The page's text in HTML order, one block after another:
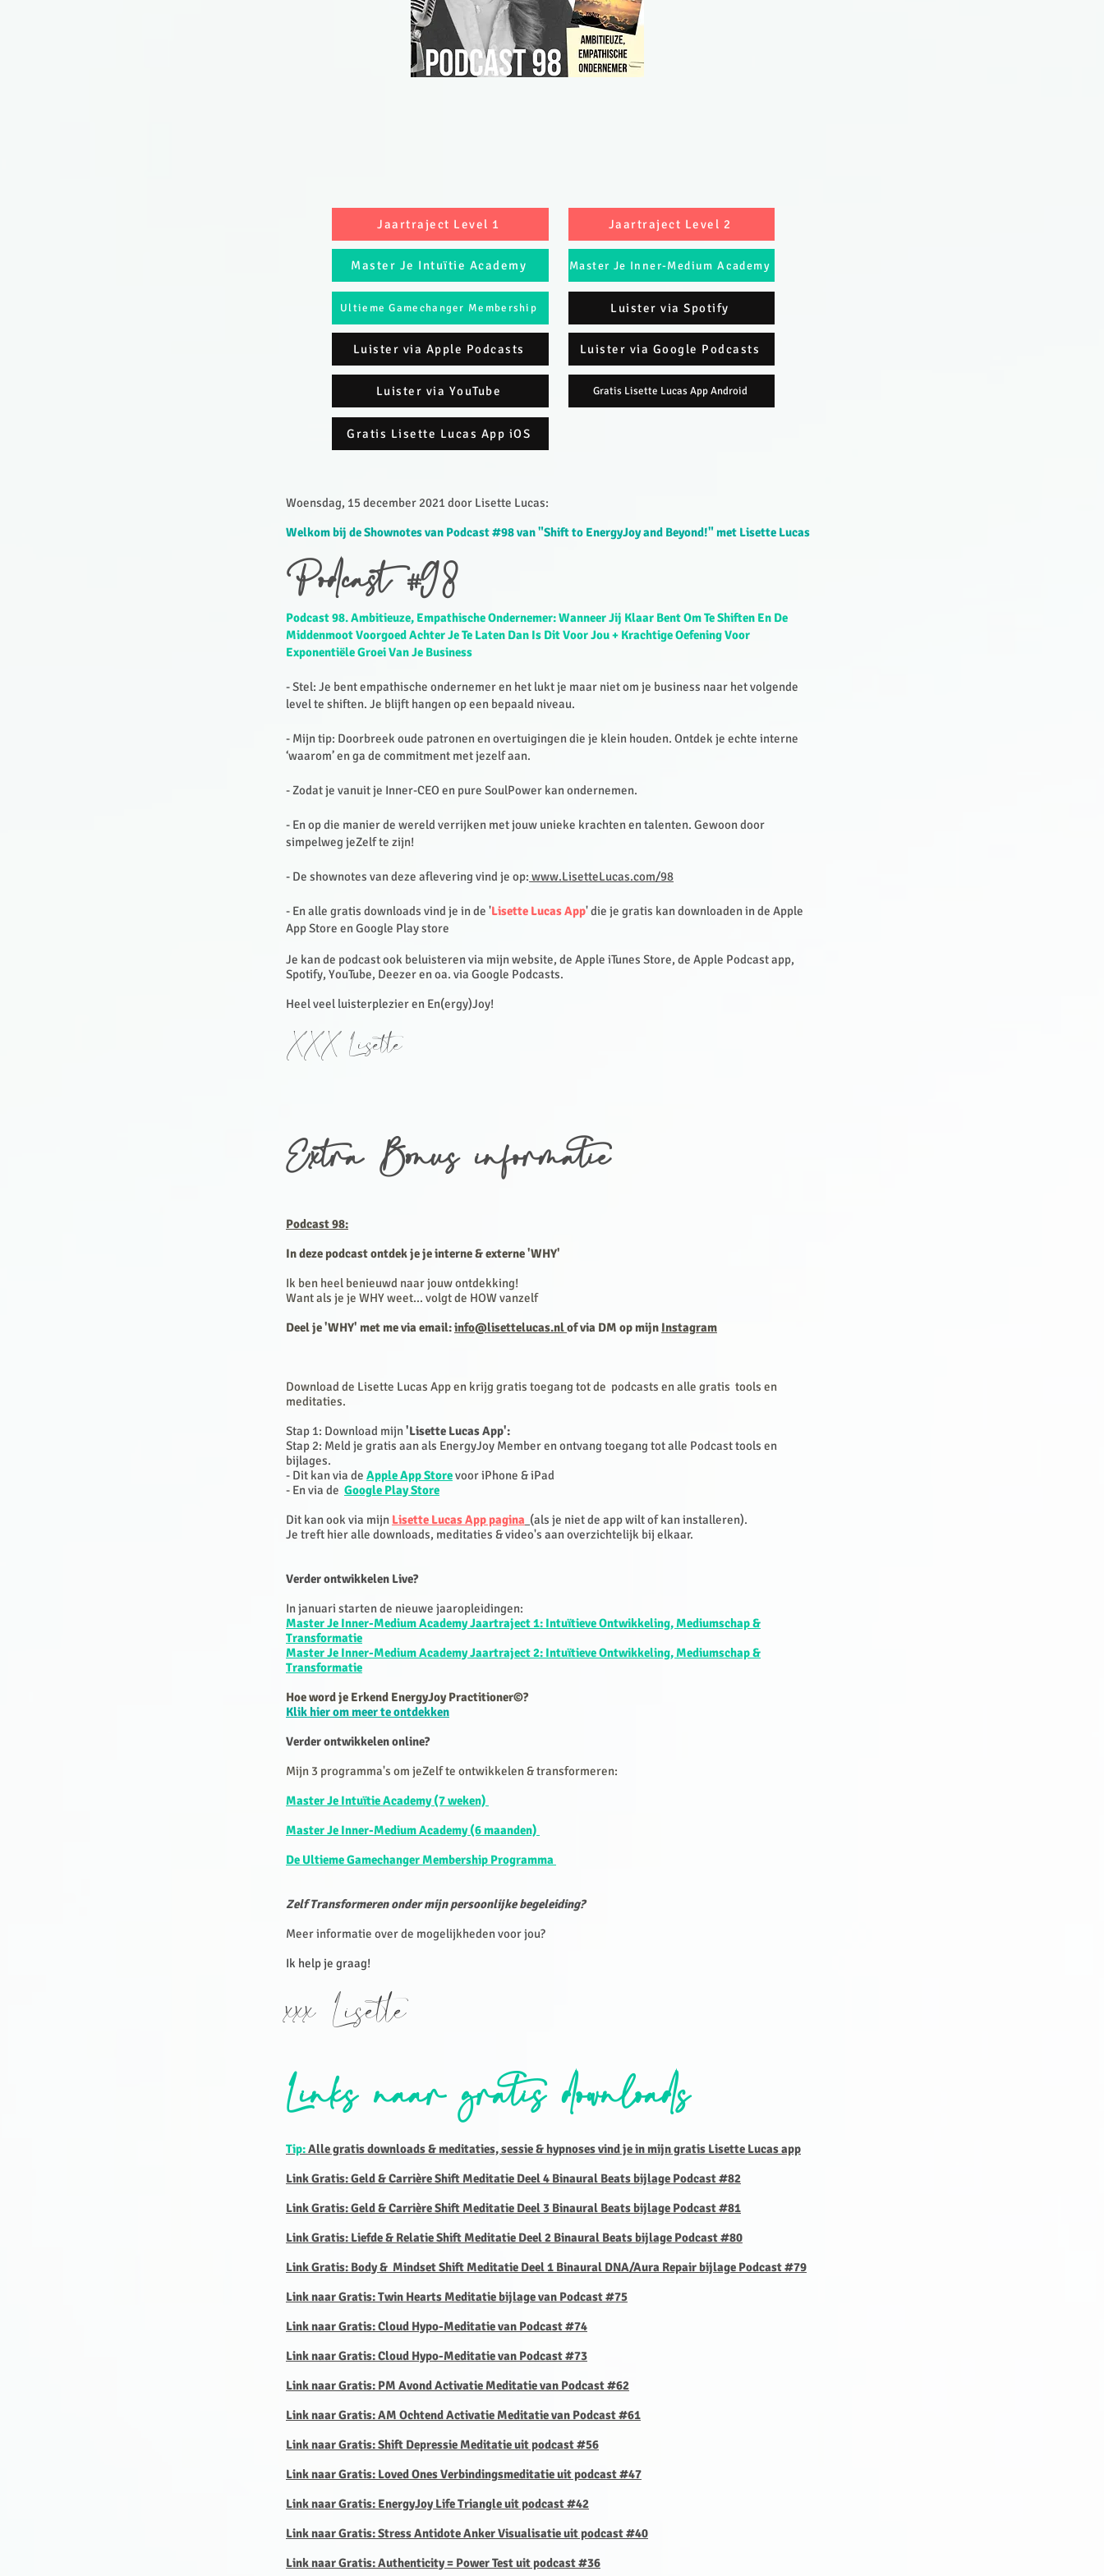
Jaartraject Level 1
Master Je Intuïtie Academy
Ultieme Gamechanger Membership
Luister via Apple Podcasts
Luister via YouTube
Jaartraject Level 2
Master Je Inner-Medium Academy
Luister via Spotify
Luister via Google Podcasts
Gratis Lisette Lucas App Android
Gratis Lisette Lucas App iOS
Woensdag, 15 december 2021 door Lisette Lucas:​
Welkom bij de Shownotes van Podcast #98 van "Shift to EnergyJoy and Beyond!" met Lisette Lucas
Podcast #98
Podcast 98. Ambitieuze, Empathische Ondernemer: Wanneer Jij Klaar Bent Om Te Shiften En De
Middenmoot Voorgoed Achter Je Te Laten Dan Is Dit Voor Jou + Krachtige Oefening Voor
Exponentiële Groei Van Je Business
- Stel: Je bent empathische ondernemer en het lukt je maar niet om je business naar het volgende
level te shiften. Je blijft hangen op een bepaald niveau.
- Mijn tip: Doorbreek oude patronen en overtuigingen die je klein houden. Ontdek je echte interne
‘waarom’ en ga de commitment met jezelf aan.
- Zodat je vanuit je Inner-CEO en pure SoulPower kan ondernemen.
- En op die manier de wereld verrijken met jouw unieke krachten en talenten. Gewoon door
simpelweg jeZelf te zijn!
- De shownotes van deze aflevering vind je op: www.LisetteLucas.com/98
- En alle gratis downloads vind je in de 'Lisette Lucas App' die je gratis kan downloaden in de Apple
App Store en Google Play store
Je kan de podcast ook beluisteren via mijn website, de Apple iTunes Store, de Apple Podcast app,
Spotify, YouTube, Deezer en oa. via Google Podcasts.
Heel veel luisterplezier en En(ergy)Joy!
XXX Lisette
Extra Bonus informatie
Podcast 98:
In deze podcast ontdek je je interne & externe 'WHY'
Ik ben heel benieuwd naar jouw ontdekking!
Want als je je WHY weet... volgt de HOW vanzelf
Deel je 'WHY' met me via email:info@lisettelucas.nlof via DM op mijn Instagram
Download de Lisette Lucas App en krijg gratis toegang tot de podcasts en alle gratis tools en
meditaties.
Stap 1: Download mijn'Lisette Lucas App':
Stap 2: Meld je gratis aan als EnergyJoy Member en ontvang toegang tot alle Podcast tools en
bijlages.
- Dit kan via de Apple App Storevoor iPhone & iPad
- En via de Google Play Store
Dit kan ook via mijn Lisette Lucas App pagina (als je niet de app wilt of kan installeren).
Je treft hier alle downloads, meditaties & video's aan overzichtelijk bij elkaar.
Verder ontwikkelen Live?
In januari starten de nieuwe jaaropleidingen:
Master Je Inner-Medium Academy Jaartraject 1: Intuïtieve Ontwikkeling, Mediumschap &
Transformatie
Master Je Inner-Medium Academy Jaartraject 2: Intuïtieve Ontwikkeling, Mediumschap &
Transformatie
Hoe word je Erkend EnergyJoy Practitioner©?
Klik hier om meer te ontdekken
Verder ontwikkelen online?
Mijn 3 programma's om jeZelf te ontwikkelen & transformeren:
Master Je Intuïtie Academy (7 weken)
Master Je Inner-Medium Academy (6 maanden)
De Ultieme Gamechanger Membership Programma
Zelf Transformeren onder mijn persoonlijke begeleiding?
Meer informatie over de mogelijkheden voor jou?
Ik help je graag!
xxx Lisette
Links naar gratis downloads
Tip:Alle gratis downloads & meditaties, sessie & hypnoses vind je in mijn gratis Lisette Lucas app
Link Gratis: Geld & Carrière Shift Meditatie Deel 4 Binaural Beats bijlage Podcast #82
Link Gratis: Geld & Carrière Shift Meditatie Deel 3 Binaural Beats bijlage Podcast #81
Link Gratis: Liefde & Relatie Shift Meditatie Deel 2 Binaural Beats bijlage Podcast #80
Link Gratis: Body & Mindset Shift Meditatie Deel 1 Binaural DNA/Aura Repair bijlage Podcast #79
Link naar Gratis: Twin Hearts Meditatie bijlage van Podcast #75
​Link naar Gratis: Cloud Hypo-Meditatie van Podcast #74
Link naar Gratis: Cloud Hypo-Meditatie van Podcast #73
Link naar Gratis: PM Avond Activatie Meditatie van Podcast #62
Link naar Gratis: AM Ochtend Activatie Meditatie van Podcast #61
Link naar Gratis: Shift Depressie Meditatie uit podcast #56
Link naar Gratis: Loved Ones Verbindingsmeditatie uit podcast #47
Link naar Gratis: EnergyJoy Life Triangle uit podcast #42
Link naar Gratis: Stress Antidote Anker Visualisatie uit podcast #40
Link naar Gratis: Authenticity = Power Test uit podcast #36